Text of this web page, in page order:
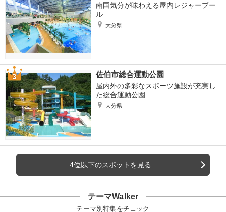
南国気分が味わえる屋内レジャープー
ル
大分県
佐伯市総合運動公園
屋内外の多彩なスポーツ施設が充実し
た総合運動公園
大分県
4位以下のスポットを見る
テーマWalker
テーマ別特集をチェック